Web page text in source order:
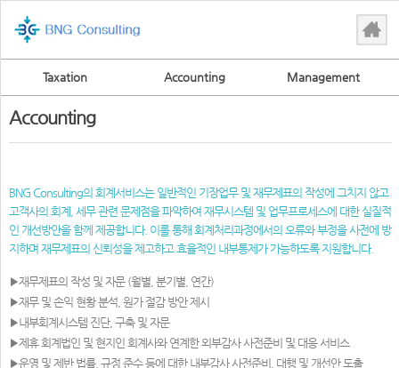
Taxation Accounting Management
Accounting
BNG Consulting의 회계서비스는 일반적인 기장업무 및 재무제표의 작성에 그치지 않고
고객사의 회계, 세무 관련 문제점을 파악하여 재무시스템 및 업무프로세스에 대한 실질적
인 개선방안을 함께 제공합니다. 이를 통해 회계처리과정에서의 오류와 부정을 사전에 방
지하며 재무제표의 신뢰성을 제고하고 효율적인 내부통제가 가능하도록 지원합니다.
▶재무제표의 작성 및 자문 (월별, 분기별, 연간)
▶재무 및 손익 현황 분석, 원가 절감 방안 제시
▶내부회계시스템 진단, 구축 및 자문
▶제휴 회계법인 및 현지인 회계사와 연계한 외부감사 사전준비 및 대응 서비스
▶운영 및 제반 법률, 규정 준수 등에 대한 내부감사 사전준비, 대행 및 개선안 도출